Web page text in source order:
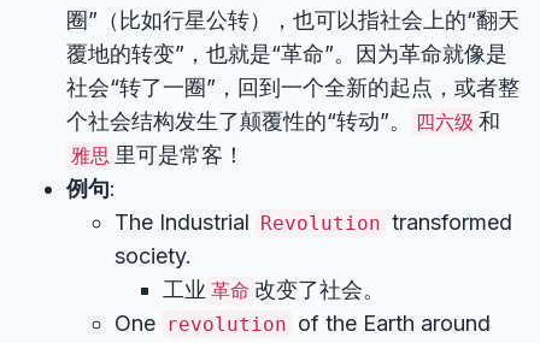
圈”（比如行星公转），也可以指社会上的“翻天
覆地的转变”，也就是“革命”。因为革命就像是
社会“转了一圈”，回到一个全新的起点，或者整
个社会结构发生了颠覆性的“转动”。
四六级 和
雅思 里可是常客！
例句:
The Industrial Revolution transformed
society.
工业 革命 改变了社会。
One revolution of the Earth around